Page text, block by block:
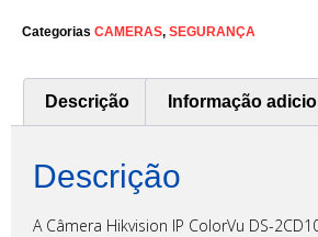
Categorias CAMERAS, SEGURANÇA
Descrição Informação
Descrição
A Câmera Hikvision IP ColorVu DS-